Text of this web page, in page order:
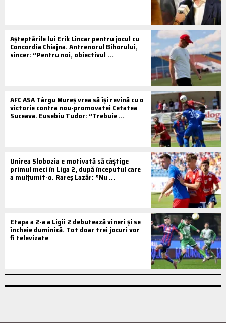
Așteptările lui Erik Lincar pentru jocul cu
Concordia Chiajna. Antrenorul Bihorului,
sincer: ”Pentru noi, obiectivul ...
AFC ASA Târgu Mureș vrea să își revină cu o
victorie contra nou-promovatei Cetatea
Suceava. Eusebiu Tudor: ”Trebuie ...
Unirea Slobozia e motivată să câștige
primul meci în Liga 2, după începutul care
a mulțumit-o. Rareș Lazăr: ”Nu ...
Etapa a 2-a a Ligii 2 debutează vineri și se
încheie duminică. Tot doar trei jocuri vor
fi televizate